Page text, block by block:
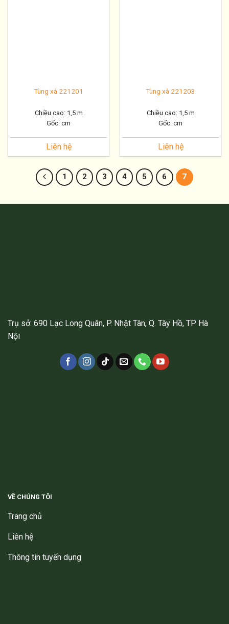
Tùng xà 221201
Chiều cao: 1,5 m
Gốc: cm
Liên hệ
Tùng xà 221203
Chiều cao: 1,5 m
Gốc: cm
Liên hệ
1 2 3 4 5 6 7
Trụ sở: 690 Lạc Long Quân, P. Nhật Tân, Q. Tây Hồ, TP Hà
Nội
VỀ CHÚNG TÔI
Trang chủ
Liên hệ
Thông tin tuyển dụng